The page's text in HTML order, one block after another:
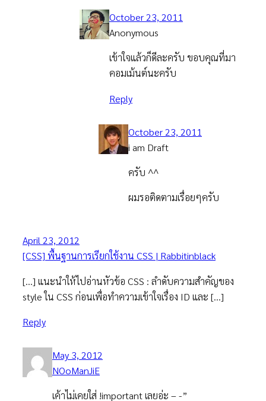
October 23, 2011
Anonymous
เข้าใจแล้วก็ดีละครับ ขอบคุณที่มา
คอมเม้นต์นะครับ
Reply
October 23, 2011
i am Draft
ครับ ^^
ผมรอติดตามเรื่อยๆครับ
April 23, 2012
[CSS] พื้นฐานการเรียกใช้งาน CSS | Rabbitinblack
[…] แนะนำให้ไปอ่านหัวข้อ CSS : ลำดับความสำคัญของ
style ใน CSS ก่อนเพื่อทำความเข้าใจเรื่อง ID และ […]
Reply
May 3, 2012
NOoManJiE
เค้าไม่เคยใส่ !important เลยอ่ะ – -”